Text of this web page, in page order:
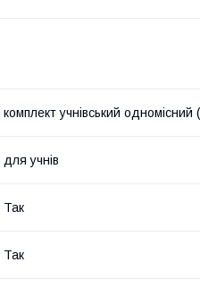
комплект учнівський одномісний
для учнів
Так
Так